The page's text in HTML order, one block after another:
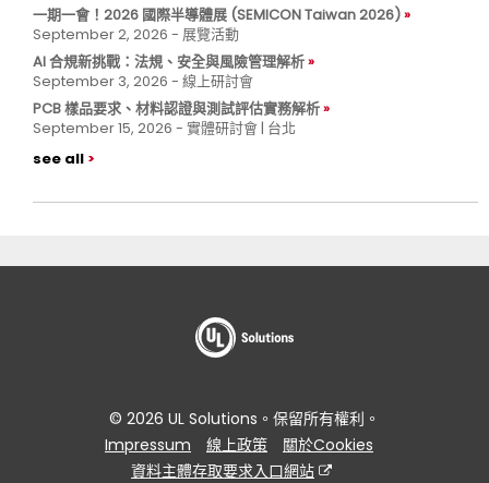
一期一會！2026 國際半導體展 (SEMICON Taiwan 2026)
September 2, 2026 - 展覽活動
AI 合規新挑戰：法規、安全與風險管理解析
September 3, 2026 - 線上研討會
PCB 樣品要求、材料認證與測試評估實務解析
September 15, 2026 - 實體研討會 | 台北
see all
© 2026 UL Solutions。保留所有權利。
Impressum
線上政策
關於Cookies
資料主體存取要求入口網站